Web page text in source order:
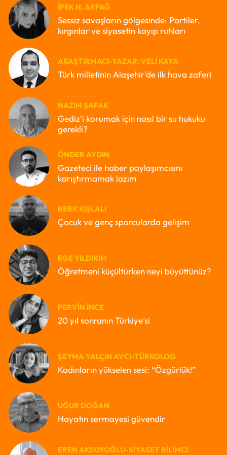
İPEK H. ARPAĞ
Sessiz savaşların gölgesinde: Partiler,
kırgınlar ve siyasetin kayıp ruhları
ARAŞTIRMACI-YAZAR: VELI KAYA
Türk milletinin Alaşehir'de ilk hava zaferi
NAZIM ŞAFAK
Gediz’i korumak için nasıl bir su hukuku
gerekli?
ÖNDER AYDIN
Gazeteci ile haber paylaşımcısını
karıştırmamak lazım
BERK KIŞLALI
Çocuk ve genç sporcularda gelişim
EGE YILDIRIM
Öğretmeni küçültürken neyi büyüttünüz?
PERVIN İNCE
20 yıl sonranın Türkiye’si
ŞEYMA YALÇIN AVCI-TÜRKOLOG
Kadınların yükselen sesi: “Özgürlük!”
UĞUR DOĞAN
Hayatın sermayesi güvendir
EREN AKSOYOĞLU-SIYASET BILIMCI